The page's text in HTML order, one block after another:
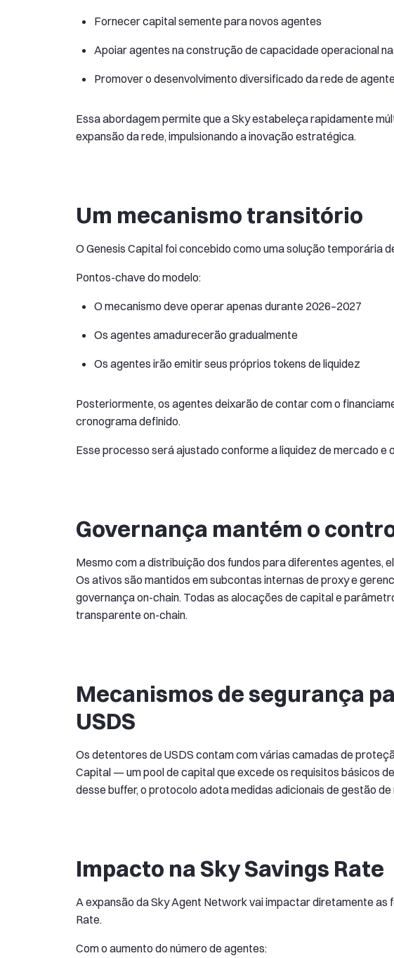
Fornecer capital semente para novos agentes
Apoiar agentes na construção de capacidade operacional
Promover o desenvolvimento diversificado da rede de
Essa abordagem permite que a Sky estabeleça rapidamente
expansão da rede, impulsionando a inovação estratégica.
Um mecanismo transitório
O Genesis Capital foi concebido como uma solução temporária
Pontos-chave do modelo:
O mecanismo deve operar apenas durante 2026–2027
Os agentes amadurecerão gradualmente
Os agentes irão emitir seus próprios tokens de liquidez
Posteriormente, os agentes deixarão de contar com o
cronograma definido.
Esse processo será ajustado conforme a liquidez de mercado e
Governança mantém o
Mesmo com a distribuição dos fundos para diferentes agentes,
Os ativos são mantidos em subcontas internas de proxy e
governança on-chain. Todas as alocações de capital e
transparente on-chain.
Mecanismos de segurança
USDS
Os detentores de USDS contam com várias camadas de
Capital — um pool de capital que excede os requisitos básicos
desse buffer, o protocolo adota medidas adicionais de gestão
Impacto na Sky Savings Rate
A expansão da Sky Agent Network vai impactar diretamente as
Rate.
Com o aumento do número de agentes: